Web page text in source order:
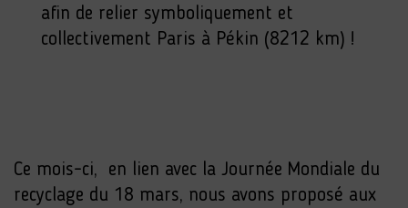
afin de relier symboliquement et
collectivement Paris à Pékin (8212 km) !
Ce mois-ci, en lien avec la Journée Mondiale du
recyclage du 18 mars, nous avons proposé aux